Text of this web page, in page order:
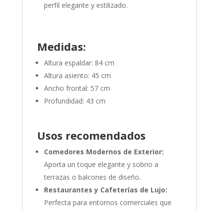
perfil elegante y estilizado.
Medidas:
Altura espaldar: 84 cm
Altura asiento: 45 cm
Ancho frontal: 57 cm
Profundidad: 43 cm
Usos recomendados
Comedores Modernos de Exterior:
Aporta un toque elegante y sobrio a
terrazas o balcones de diseño.
Restaurantes y Cafeterías de Lujo:
Perfecta para entornos comerciales que